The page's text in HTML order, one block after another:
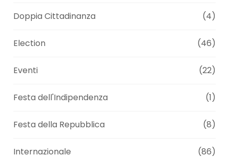
Doppia Cittadinanza (4)
Election (46)
Eventi (22)
Festa dell'Indipendenza (1)
Festa della Repubblica (8)
Internazionale (86)